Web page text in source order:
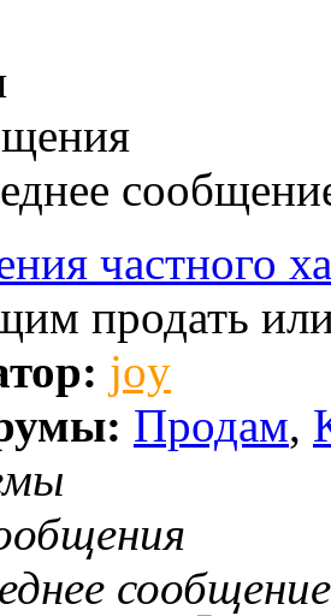
частного
продать
joy
Продам,
сообщение